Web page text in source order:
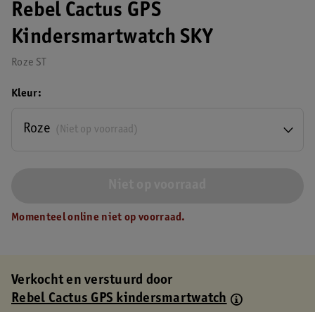
Rebel Cactus GPS
Kindersmartwatch SKY
Roze ST
Kleur
(Niet op voorraad)
Roze
Momenteel online niet op voorraad.
Verkocht en verstuurd door
Rebel Cactus GPS kindersmartwatch